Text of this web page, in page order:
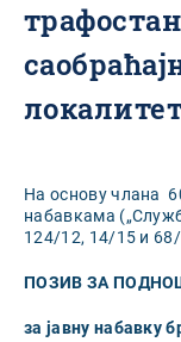
На основу члана
набавкама
124/12, 14/15 и 68/
ПОЗИВ ЗА
за јавну набавку